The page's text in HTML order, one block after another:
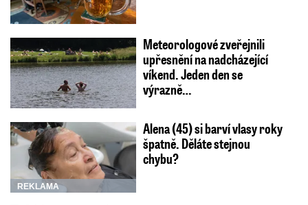
Meteorologové zveřejnili
upřesnění na nadcházející
víkend. Jeden den se
výrazně…
REKLAMA
Alena (45) si barví vlasy roky
špatně. Děláte stejnou
chybu?